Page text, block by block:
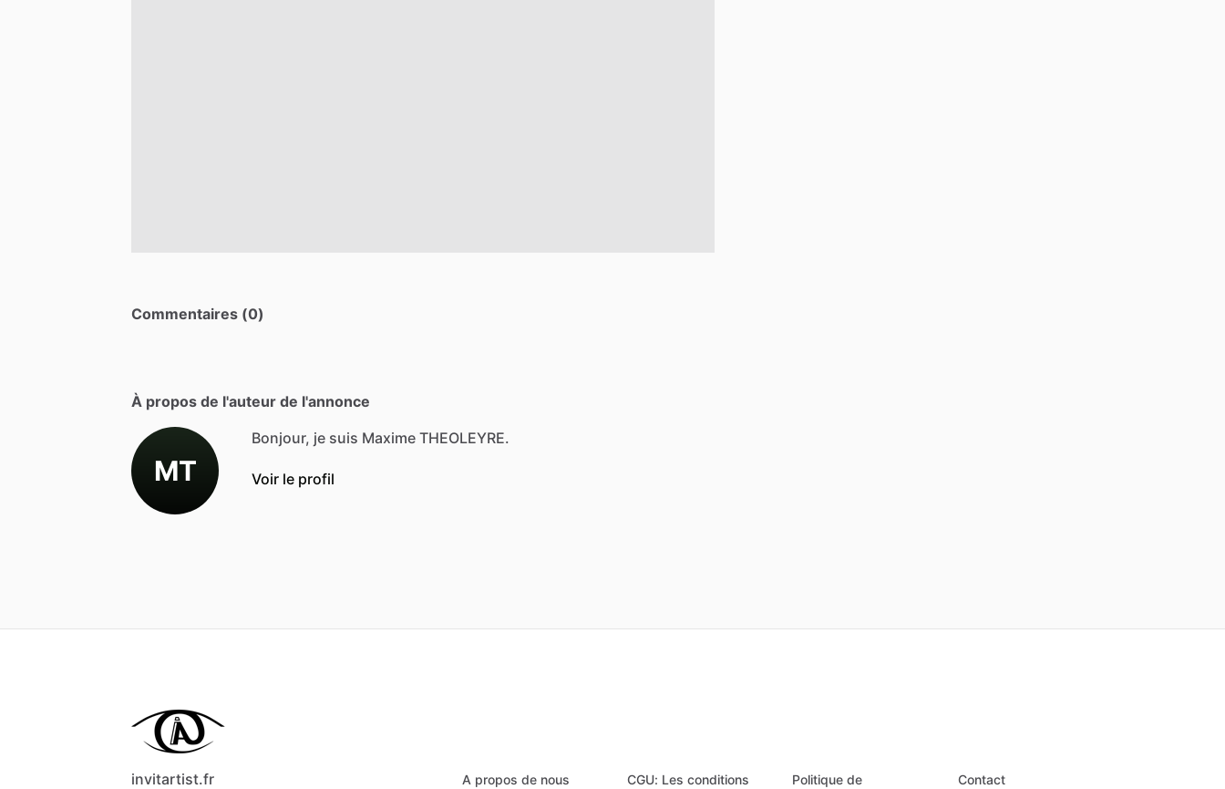
Commentaires (0)
À propos de l'auteur de l'annonce
MT
Bonjour, je suis Maxime THEOLEYRE.
Voir le profil
invitartist.fr A propos de nous CGU: Les conditions Politique de Contact